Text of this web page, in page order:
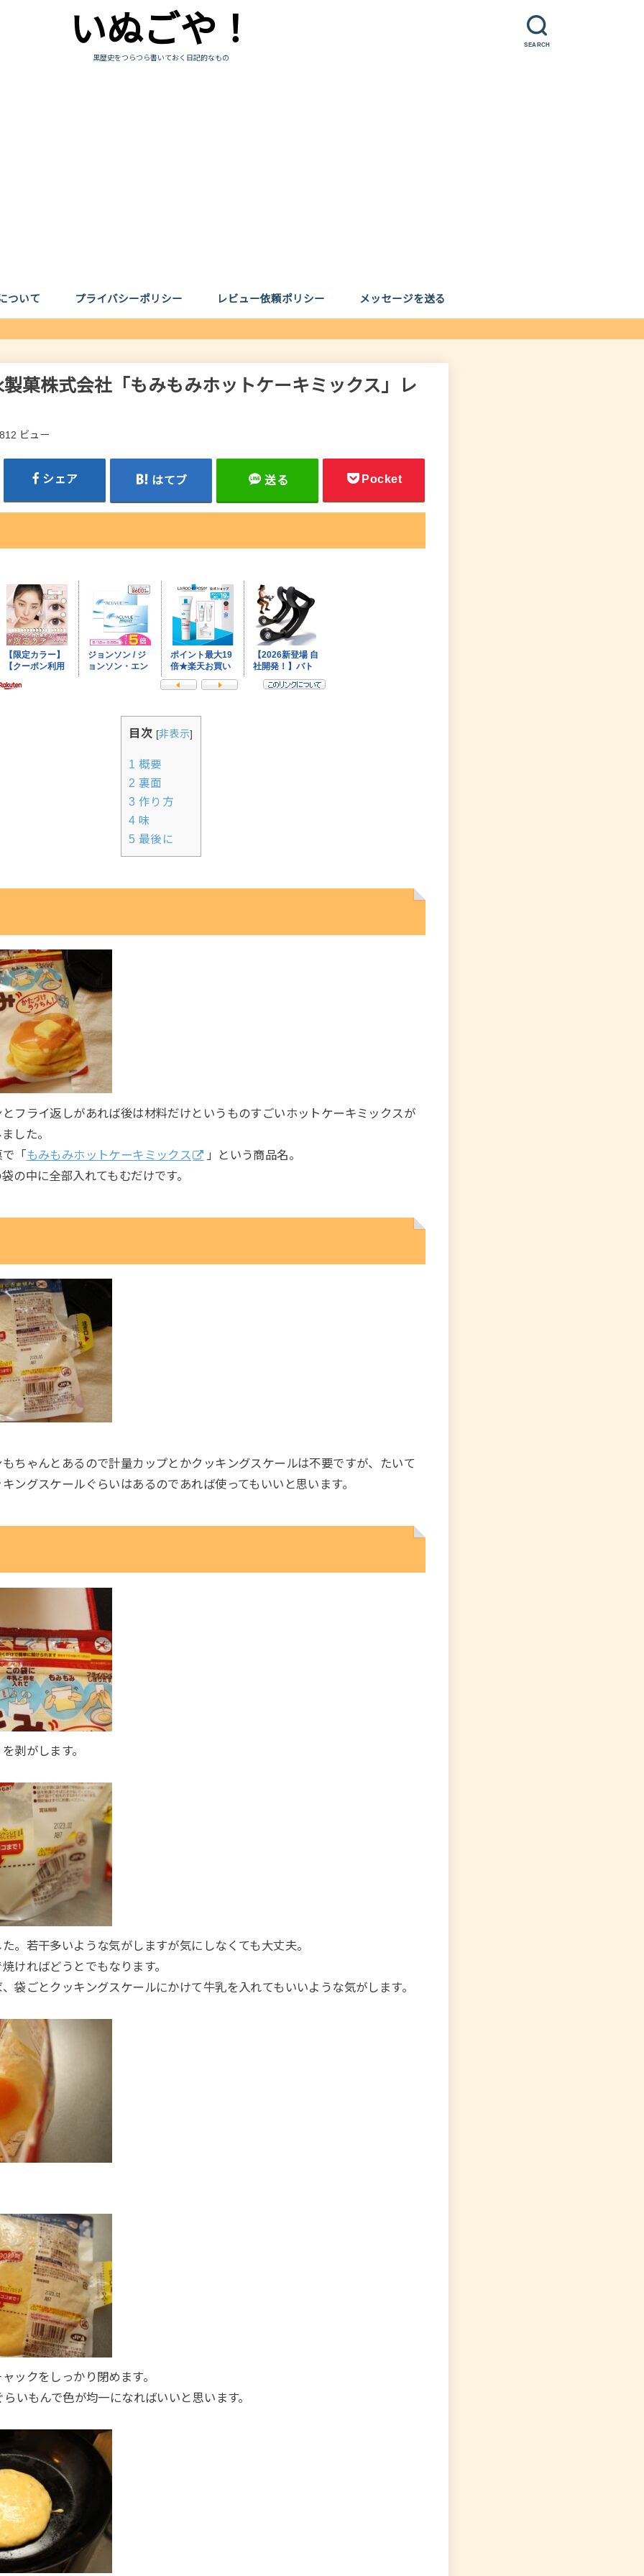
SEARCH
いぬごや！
黒歴史をつらつら書いておく日記的なもの
ついて プライバシーポリシー レビュー依頼ポリシー メッセージを送る
菓株式会社「もみもみホットケーキミックス」レ
ビュー
シェア はてブ 送る Pocket
目次 [非表示]
1 概要
2 裏面
3 作り方
4 味
5 最後に
フライ返しがあれば後は材料だけというものすごいホットケーキミックスが
した。
「もみもみホットケーキミックス
」という商品名。
の中に全部入れてもむだけです。
ちゃんとあるので計量カップとかクッキングスケールは不要ですが、たいて
ングスケールぐらいはあるのであれば使ってもいいと思います。
剥がします。
。若干多いような気がしますが気にしなくても大丈夫。
ければどうとでもなります。
袋ごとクッキングスケールにかけて牛乳を入れてもいいような気がします。
ックをしっかり閉めます。
いもんで色が均一になればいいと思います。